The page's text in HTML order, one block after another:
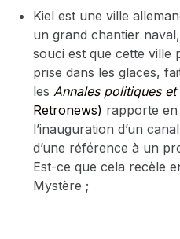
Kiel est une ville
un grand chantier naval,
souci est que cette ville
prise dans les glaces,
les Annales politiques
Retronews) rapporte en
l’inauguration d’un
d’une référence à un
Est-ce que cela recèle
Mystère ;